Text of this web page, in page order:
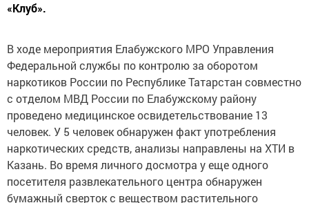
«Клуб».
В ходе мероприятия Елабужского МРО Управления
Федеральной службы по контролю за оборотом
наркотиков России по Республике Татарстан совместно
с отделом МВД России по Елабужскому району
проведено медицинское освидетельствование 13
человек. У 5 человек обнаружен факт употребления
наркотических средств, анализы направлены на ХТИ в
Казань. Во время личного досмотра у еще одного
посетителя развлекательного центра обнаружен
бумажный сверток с веществом растительного